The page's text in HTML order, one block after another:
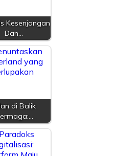
Kesenjangan
Dan…
di Balik